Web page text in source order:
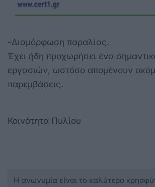
-Διαμόρφωση παραλίας.
Έχει ήδη προχωρήσει ένα
εργασιών, ωστόσο απομένουν
παρεμβάσεις.
Κοινότητα Πυλίου
Η ανωνυμία είναι το καλύτερο